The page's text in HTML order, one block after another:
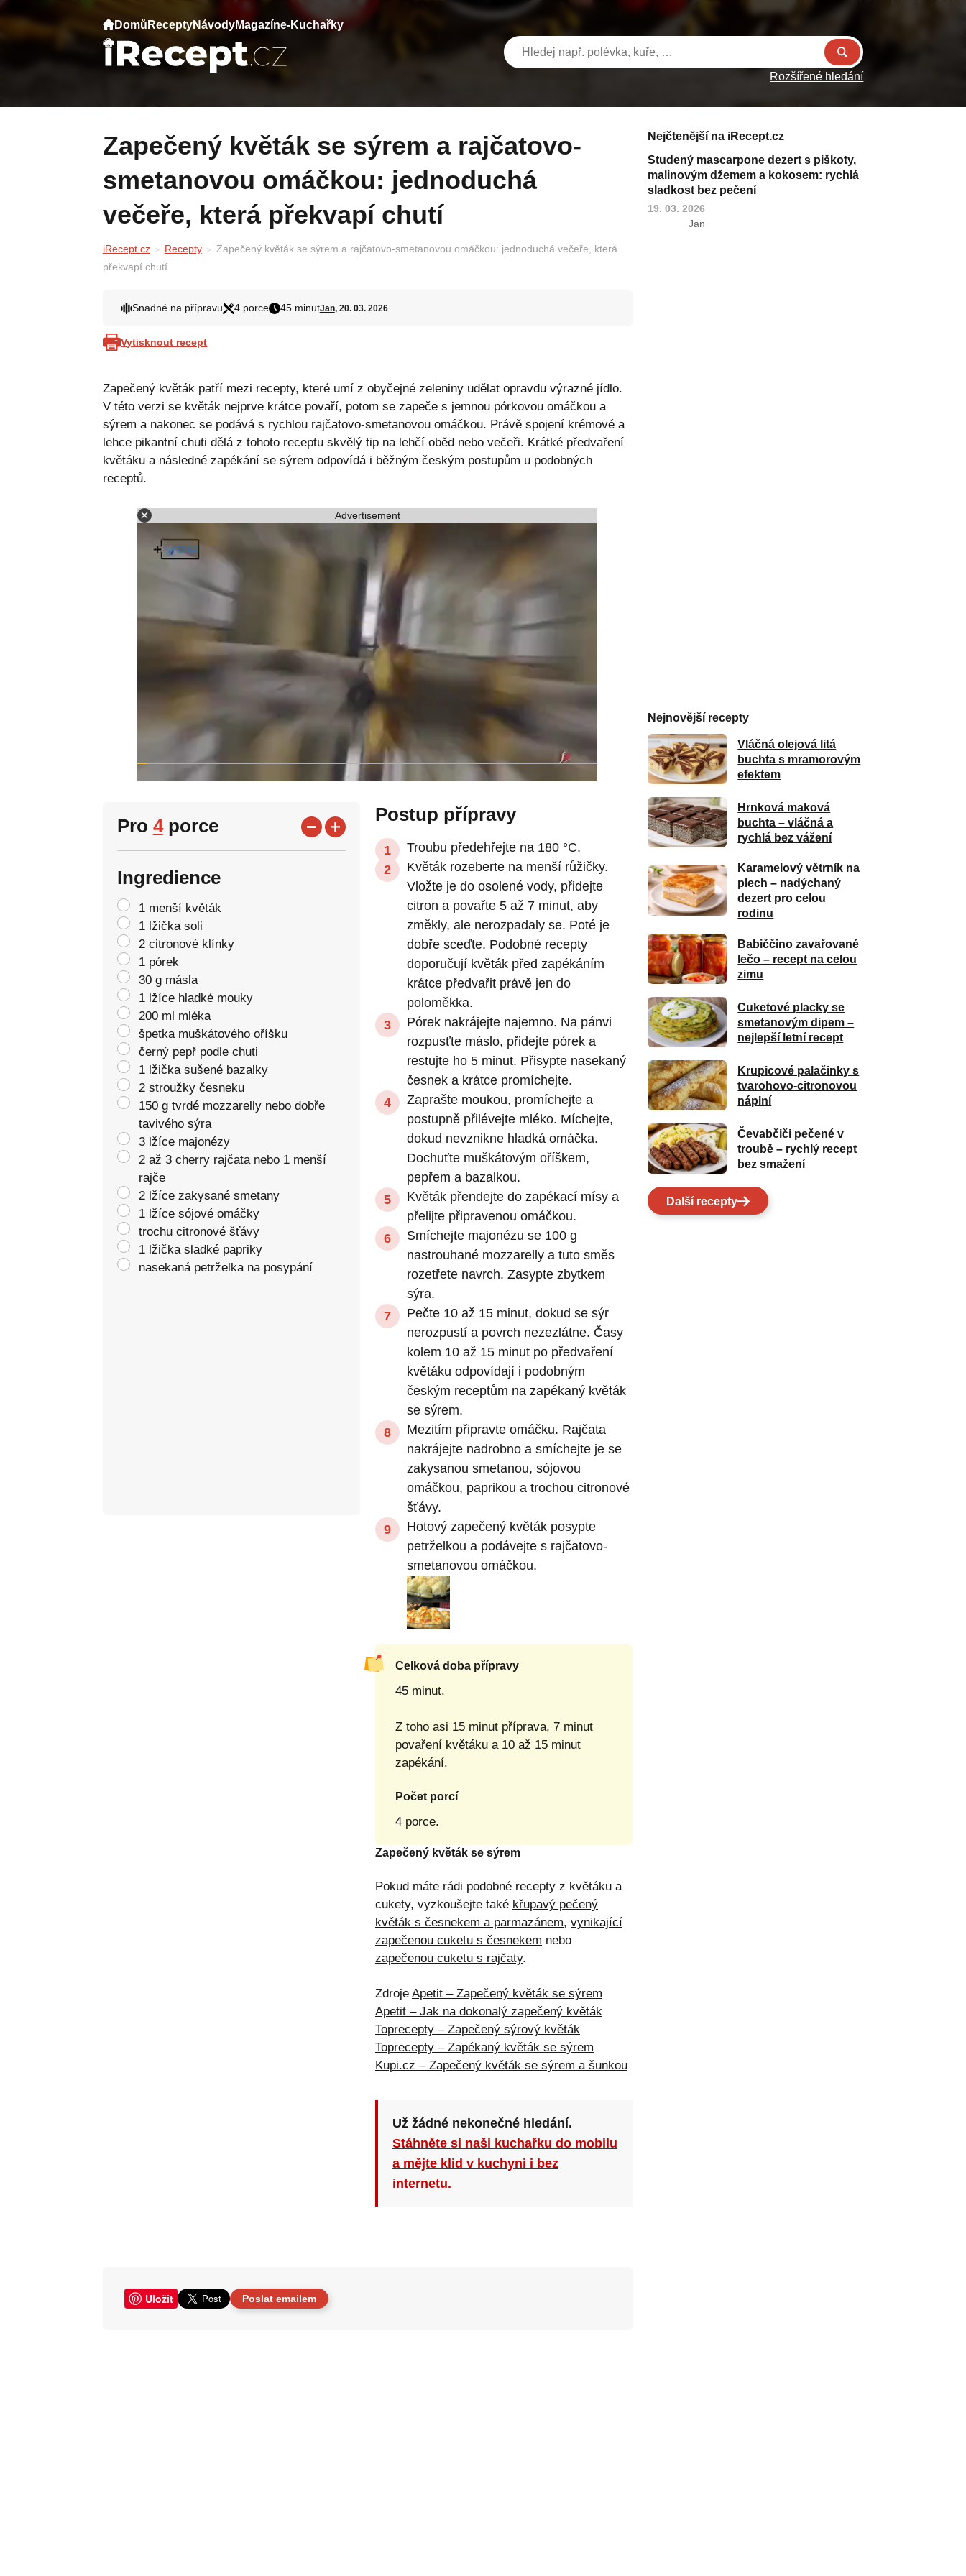
Domů ReceptyNávodyMagazíne-Kuchařky
Rozšířené hledání
Zapečený květák se sýrem a rajčatovo-
smetanovou omáčkou: jednoduchá
večeře, která překvapí chutí
iRecept.cz Recepty
Zapečený květák se sýrem a rajčatovo-smetanovou omáčkou: jednoduchá večeře, která
překvapí chutí
Snadné na přípravu 4 porce 45 minutJan, 20. 03. 2026
Vytisknout recept
Zapečený květák patří mezi recepty, které umí z obyčejné zeleniny udělat opravdu výrazné jídlo.
V této verzi se květák nejprve krátce povaří, potom se zapeče s jemnou pórkovou omáčkou a
sýrem a nakonec se podává s rychlou rajčatovo-smetanovou omáčkou. Právě spojení krémové a
lehce pikantní chuti dělá z tohoto receptu skvělý tip na lehčí oběd nebo večeři. Krátké předvaření
květáku a následné zapékání se sýrem odpovídá i běžným českým postupům u podobných
receptů.
Advertisement
Pro 4porce
Ingredience
1 menší květák
1 lžička soli
2 citronové klínky
1 pórek
30 g másla
1 lžíce hladké mouky
200 ml mléka
špetka muškátového oříšku
černý pepř podle chuti
1 lžička sušené bazalky
2 stroužky česneku
150 g tvrdé mozzarelly nebo dobře
tavivého sýra
3 lžíce majonézy
2 až 3 cherry rajčata nebo 1 menší
rajče
2 lžíce zakysané smetany
1 lžíce sójové omáčky
trochu citronové šťávy
1 lžička sladké papriky
nasekaná petrželka na posypání
Postup přípravy
Troubu předehřejte na 180 °C.
Květák rozeberte na menší růžičky.
Vložte je do osolené vody, přidejte
citron a povařte 5 až 7 minut, aby
změkly, ale nerozpadaly se. Poté je
dobře sceďte. Podobné recepty
doporučují květák před zapékáním
krátce předvařit právě jen do
poloměkka.
Pórek nakrájejte najemno. Na pánvi
rozpusťte máslo, přidejte pórek a
restujte ho 5 minut. Přisypte nasekaný
česnek a krátce promíchejte.
Zaprašte moukou, promíchejte a
postupně přilévejte mléko. Míchejte,
dokud nevznikne hladká omáčka.
Dochuťte muškátovým oříškem,
pepřem a bazalkou.
Květák přendejte do zapékací mísy a
přelijte připravenou omáčkou.
Smíchejte majonézu se 100 g
nastrouhané mozzarelly a tuto směs
rozetřete navrch. Zasypte zbytkem
sýra.
Pečte 10 až 15 minut, dokud se sýr
nerozpustí a povrch nezezlátne. Časy
kolem 10 až 15 minut po předvaření
květáku odpovídají i podobným
českým receptům na zapékaný květák
se sýrem.
Mezitím připravte omáčku. Rajčata
nakrájejte nadrobno a smíchejte je se
zakysanou smetanou, sójovou
omáčkou, paprikou a trochou citronové
šťávy.
Hotový zapečený květák posypte
petrželkou a podávejte s rajčatovo-
smetanovou omáčkou.
Celková doba přípravy
45 minut.
Z toho asi 15 minut příprava, 7 minut
povaření květáku a 10 až 15 minut
zapékání.
Počet porcí
4 porce.
Zapečený květák se sýrem
Pokud máte rádi podobné recepty z květáku a
cukety, vyzkoušejte také křupavý pečený
květák s česnekem a parmazánem, vynikající
zapečenou cuketu s česnekem nebo
zapečenou cuketu s rajčaty.
Zdroje Apetit – Zapečený květák se sýrem
Apetit – Jak na dokonalý zapečený květák
Toprecepty – Zapečený sýrový květák
Toprecepty – Zapékaný květák se sýrem
Kupi.cz – Zapečený květák se sýrem a šunkou
Už žádné nekonečné hledání.
Stáhněte si naši kuchařku do mobilu
a mějte klid v kuchyni i bez
internetu.
Uložit Poslat emailem
Nejčtenější na iRecept.cz
Studený mascarpone dezert s piškoty,
malinovým džemem a kokosem: rychlá
sladkost bez pečení
19. 03. 2026
Jan
Nejnovější recepty
Vláčná olejová litá
buchta s mramorovým
efektem
Hrnková maková
buchta – vláčná a
rychlá bez vážení
Karamelový větrník na
plech – nadýchaný
dezert pro celou
rodinu
Babiččino zavařované
lečo – recept na celou
zimu
Cuketové placky se
smetanovým dipem –
nejlepší letní recept
Krupicové palačinky s
tvarohovo-citronovou
náplní
Čevabčiči pečené v
troubě – rychlý recept
bez smažení
Další recepty